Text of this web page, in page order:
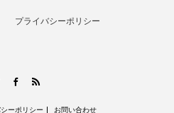
プライバシーポリシー
TwitterFacebook
ーポリシー お問い合わせ